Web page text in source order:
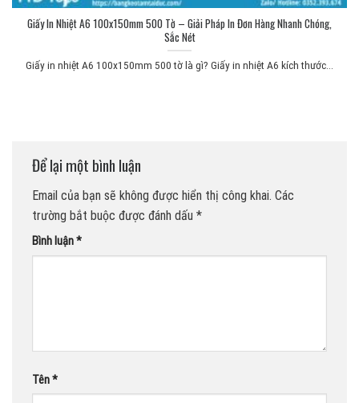
Giấy In Nhiệt A6 100x150mm 500 Tờ – Giải Pháp In Đơn Hàng Nhanh Chóng,
Sắc Nét
Giấy in nhiệt A6 100x150mm 500 tờ là gì? Giấy in nhiệt A6 kích thước...
Để lại một bình luận
Email của bạn sẽ không được hiển thị công khai. Các
trường bắt buộc được đánh dấu *
Bình luận*
Tên*